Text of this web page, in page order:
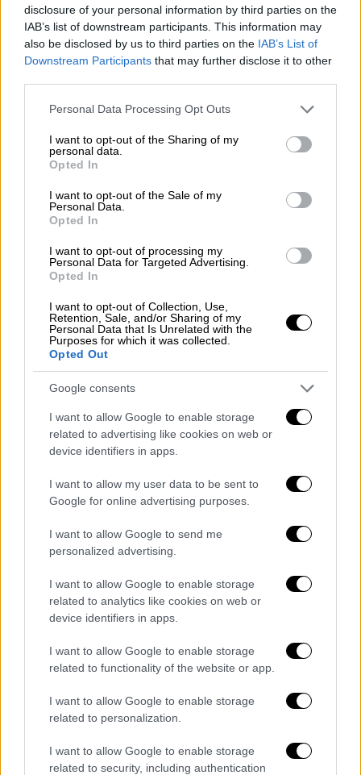
disclosure of your personal information by third parties on the
IAB’s list of downstream participants. This information may
also be disclosed by us to third parties on the IAB’s List of
Downstream Participants that may further disclose it to other
Please note that this website/app uses one or more Google
not limited to your visit or usage behaviour. You may click to
grant or deny consent to Google and its third-party tags to
use your data for below specified purposes in below Google
consent section.
Personal Data Processing Opt Outs
I want to opt-out of the Sharing of my
personal data.
Opted In
I want to opt-out of the Sale of my
Personal Data.
Opted In
I want to opt-out of processing my
Personal Data for Targeted Advertising.
Opted In
I want to opt-out of Collection, Use,
Retention, Sale, and/or Sharing of my
Personal Data that Is Unrelated with the
Purposes for which it was collected.
Opted Out
Google consents
I want to allow Google to enable storage
related to advertising like cookies on web or
device identifiers in apps.
I want to allow my user data to be sent to
Google for online advertising purposes.
I want to allow Google to send me
personalized advertising.
I want to allow Google to enable storage
related to analytics like cookies on web or
device identifiers in apps.
I want to allow Google to enable storage
related to functionality of the website or app.
I want to allow Google to enable storage
related to personalization.
I want to allow Google to enable storage
related to security, including authentication
BCL: Η ΑΕΚ έδωσε μεγάλη μάχη αλλά
λύγισε στο φινάλε απ' την Ουνικάχα
Μάλαγα
Η Μάλαγα επικράτησε της ΑΕΚ στα Άνω
με τη Γαλατασαράι
Κόσμος|09.05.2025 22:45
Γάζα: Δυο στρατιώτες του Ισραήλ
νεκροί σε μάχες στον νότο
Χθες Πέμπτη το παλαιστινιακό ισλαμιστικό
κίνημα Χαμάς ανέφερε πως μέλη του
στρατιωτικού βραχίονά του ενεπλάκησαν σε
«σφοδρές συγκρούσεις» με στοιχεία του
ισραηλινού στρατού